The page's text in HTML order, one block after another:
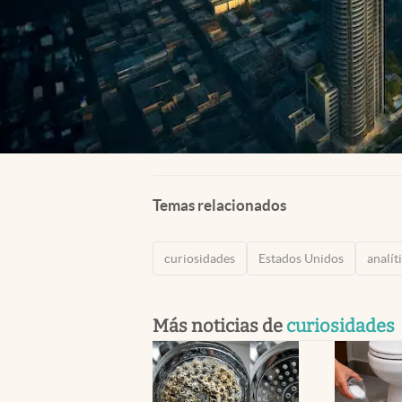
Temas relacionados
curiosidades Estados Unidos
Más noticias de curiosidades